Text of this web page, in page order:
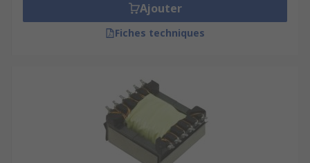
Ajouter
Fiches techniques